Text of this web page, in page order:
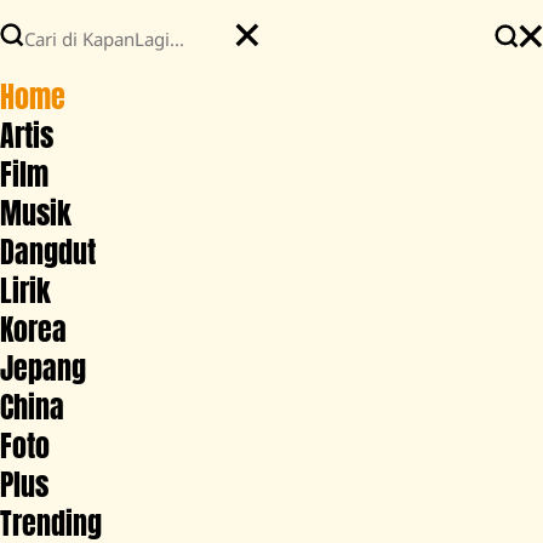
Home
Artis
Film
Musik
Dangdut
Lirik
Korea
Jepang
China
Foto
Plus
Trending